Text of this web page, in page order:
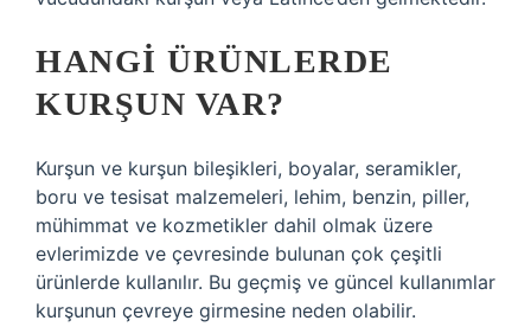
HANGI ÜRÜNLERDE
KURŞUN VAR?
Kurşun ve kurşun bileşikleri, boyalar, seramikler,
boru ve tesisat malzemeleri, lehim, benzin, piller,
mühimmat ve kozmetikler dahil olmak üzere
evlerimizde ve çevresinde bulunan çok çeşitli
ürünlerde kullanılır. Bu geçmiş ve güncel kullanımlar
kurşunun çevreye girmesine neden olabilir.